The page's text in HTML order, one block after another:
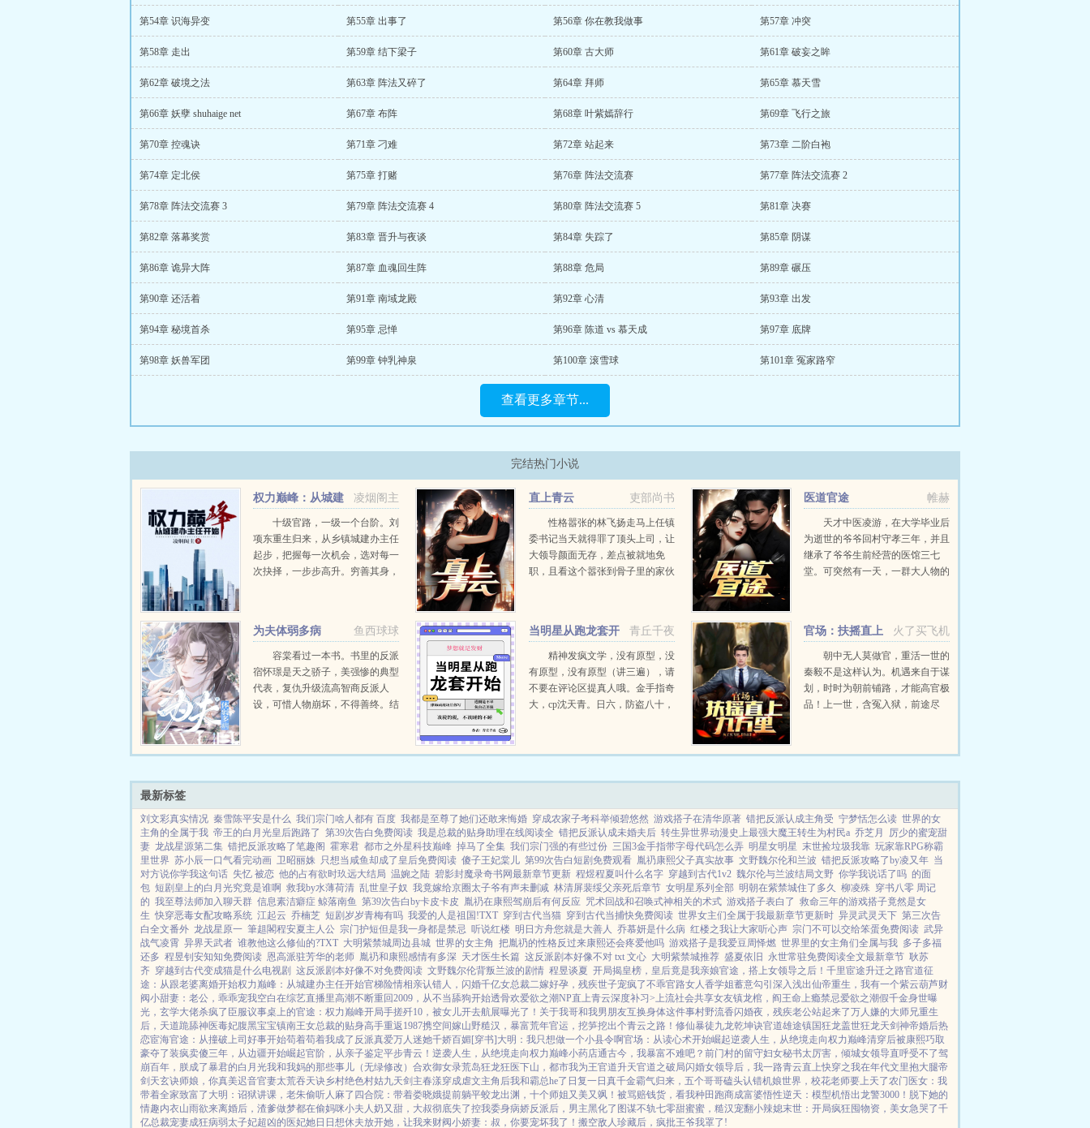
第54章 识海异变 第55章 出事了 第56章 你在教我做事 第57章 冲突
第58章 走出 第59章 结下梁子 第60章 古大师 第61章 破妄之眸
第62章 破境之法 第63章 阵法又碎了 第64章 拜师 第65章 慕天雪
第66章 妖孽 shuhaige net 第67章 布阵 第68章 叶紫嫣辞行 第69章 飞行之旅
第70章 控魂诀 第71章 刁难 第72章 站起来 第73章 二阶白袍
第74章 定北侯 第75章 打赌 第76章 阵法交流赛 第77章 阵法交流赛 2
第78章 阵法交流赛 3 第79章 阵法交流赛 4 第80章 阵法交流赛 5 第81章 决赛
第82章 落幕奖赏 第83章 晋升与夜谈 第84章 失踪了 第85章 阴谋
第86章 诡异大阵 第87章 血魂回生阵 第88章 危局 第89章 碾压
第90章 还活着 第91章 南域龙殿 第92章 心清 第93章 出发
第94章 秘境首杀 第95章 忌惮 第96章 陈道 vs 慕天成 第97章 底牌
第98章 妖兽军团 第99章 钟乳神泉 第100章 滚雪球 第101章 冤家路窄
查看更多章节...
完结热门小说
凌烟阁主
权力巅峰：从城建
办主任开始
十级官路，一级一个台阶。刘
项东重生归来，从乡镇城建办主任
起步，把握每一次机会，选对每一
次抉择，一步步高升。穷善其身，
煌时代里弄潮而上，踏上人生巅...
吏部尚书
直上青云
性格嚣张的林飞扬走马上任镇
委书记当天就得罪了顶头上司，让
大领导颜面无存，差点被就地免
职，且看这个嚣张到骨子里的家伙
帷赫
医道官途
天才中医凌游，在大学毕业后
为逝世的爷爷回村守孝三年，并且
继承了爷爷生前经营的医馆三七
堂。可突然有一天，一群大人物的
人，上医医国的道理，为了救...
鱼西球球
为夫体弱多病
容棠看过一本书。书里的反派
宿怀璟是天之骄子，美强惨的典型
代表，复仇升级流高智商反派人
设，可惜人物崩坏，不得善终。结
个拯救男主系统，一共重生了三
青丘千夜
当明星从跑龙套开
精神发疯文学，没有原型，没
有原型，没有原型（讲三遍），请
不要在评论区提真人哦。金手指奇
大，cp沈天青。日六，防盗八十，
界谈恋爱...
火了买飞机
官场：扶摇直上
九万里朝中无人莫做官，重活一世的
秦毅不是这样认为。机遇来自于谋
划，时时为朝前铺路，才能高官极
品！上一世，含冤入狱，前途尽
遇，加官进爵，弥补遗憾，扶摇直
最新标签
刘文彩真实情况 秦雪陈平安是什么 我们宗门啥人都有 百度 我都是至尊了她们还敢来悔婚 穿成农家子考科举倾碧悠然 游戏搭子在清华原著 错把反派认成主角受 宁梦恬怎么读 世界的女
主角的全属于我 帝王的白月光皇后跑路了 第39次告白免费阅读 我是总裁的贴身助理在线阅读全 错把反派认成未婚夫后 转生异世界动漫史上最强大魔王转生为村民a 乔芝月
厉少的蜜宠甜
妻 龙战星源第二集 错把反派攻略了笔趣阁 霍寒君 都市之外星科技巅峰 掉马了全集 我们宗门强的有些过份 三国3金手指带字母代码怎么弄 明星女明星 末世捡垃圾我靠 玩家靠RPG称霸
里世界 苏小辰一口气看完动画 卫昭丽姝 只想当咸鱼却成了皇后免费阅读 傻子王妃棠儿 第99次告白短剧免费观看 胤礽康熙父子真实故事 文野魏尔伦和兰波 错把反派攻略了by凌又年 当
对方说你学我这句话 失忆 被恋 他的占有欲时玖远大结局 温婉之陆 碧影封魔录奇书网最新章节更新 程煜程夏叫什么名字 穿越到古代1v2 魏尔伦与兰波结局文野 你学我说话了吗 的面
包 短剧皇上的白月光究竟是谁啊 救我by水薄荷清 乱世皇子奴 我竟嫁给京圈太子爷有声未删减 林清屏裴绥父亲死后章节 女明星系列全部 明朝在紫禁城住了多久 柳凌殊 穿书八零 周记
的 我至尊法师加入聊天群 信息素洁癖症 鲸落南鱼 第39次告白by卡皮卡皮 胤礽在康熙驾崩后有何反应 咒术回战和召唤式神相关的术式 游戏搭子表白了 救命三年的游戏搭子竟然是女
生 快穿恶毒女配攻略系统 江起云 乔楠芝 短剧岁岁青梅有吗 我爱的人是祖国!TXT 穿到古代当猫 穿到古代当捕快免费阅读 世界女主们全属于我最新章节更新时 异灵武灵天下 第三次告
白全文番外 龙战星原一 筆趄閣程安夏主人公 宗门护短但是我一身都是禁忌 听说红楼 明日方舟您就是大善人 乔慕妍是什么病 红楼之我让大家听心声 宗门不可以交给笨蛋免费阅读 武异
战气凌霄 异界天武者 谁教他这么修仙的?TXT 大明紫禁城周边县城 世界的女主角 把胤礽的性格反过来康熙还会疼爱他吗 游戏搭子是我爱豆周怿燃 世界里的女主角们全属与我 多子多福
还多 程昱钊安知知免费阅读 恩高派驻芳华的老师 胤礽和康熙感情有多深 天才医生长篇 这反派剧本好像不对 txt 文心 大明紫禁城推荐 盛夏依旧 永世常驻免费阅读全文最新章节 耿苏
齐 穿越到古代变成猫是什么电视剧 这反派剧本好像不对免费阅读 文野魏尔伦背叛兰波的剧情 程昱谈夏 开局揭皇榜，皇后竟是我亲娘官途，搭上女领导之后！ 千里宦途升迁之路官道征
途：从跟老婆离婚开始权力巅峰：从城建办主任开始官梯险情相亲认错人，闪婚千亿女总裁二嫁好孕，残疾世子宠疯了不乖官路女人香学姐蓄意勾引 深入浅出仙帝重生，我有一个紫云葫芦财
阀小甜妻：老公，乖乖宠我空白在综艺直播里高潮不断重回2009，从不当舔狗开始透骨欢爱欲之潮NP直上青云深度补习>上流社会共享女友镇龙棺，阎王命上瘾禁忌爱欲之潮假千金身世曝
光，玄学大佬杀疯了 臣服议事桌上的官途：权力巅峰开局手搓歼10，被女儿开去航展曝光了！ 关于我哥和我男朋友互换身体这件事村野流香闪婚夜，残疾老公站起来了万人嫌的大师兄重生
后，天道跪舔神医毒妃腹黑宝宝镇南王女总裁的贴身高手重返1987携空间嫁山野糙汉，暴富荒年官运，挖笋挖出个青云之路！ 修仙暴徒九龙乾坤诀官道雄途镇国狂龙盖世狂龙天剑神帝婚后热
恋宦海官途：从撞破上司好事开始苟着苟着我成了反派真爱万人迷她千娇百媚[穿书] 大明：我只想做一个小县令啊官场：从读心术开始崛起逆袭人生，从绝境走向权力巅峰清穿后被康熙巧取
豪夺了装疯卖傻三年，从边疆开始崛起官阶，从亲子鉴定平步青云！ 逆袭人生，从绝境走向权力巅峰小药店通古今，我暴富不难吧？ 前门村的留守妇女秘书太厉害，倾城女领导直呼受不了驾
崩百年，朕成了暴君的白月光我和我妈的那些事儿（无绿修改） 合欢御女录荒岛狂龙狂医下山，都市我为王官道升天官道之破局闪婚女领导后，我一路青云直上快穿之我在年代文里抱大腿帝
剑天玄诀师娘，你真美迟音官妻太荒吞天诀乡村绝色村姑九天剑主春漾穿成虐文主角后我和霸总he了 日复一日 真千金霸气归来，五个哥哥磕头认错机娘世界，校花老师要上天了农门医女：我
带着全家致富了 大明：诏狱讲课，老朱偷听人麻了 四合院：带着娄晓娥提前躺平蛟龙出渊，十个师姐又美又飒！ 被骂赔钱货，看我种田跑商成富婆悟性逆天：模型机悟出龙警3000！ 脱下她的
情趣内衣山雨欲来离婚后，渣爹做梦都在偷妈咪小夫人奶又甜，大叔彻底失了控我委身病娇反派后，男主黑化了 图谋不轨七零甜蜜蜜，糙汉宠翻小辣媳末世：开局疯狂囤物资，美女急哭了千
亿总裁宠妻成狂病弱太子妃超凶的 医妃她日日想休夫放开她，让我来财阀小娇妻：叔，你要宠坏我了！ 搬空敌人珍藏后，疯批王爷我罩了!